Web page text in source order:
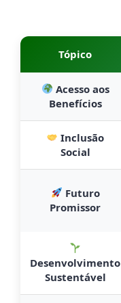
Tópico
Acesso aos
Benefícios
Inclusão
Social
Futuro
Promissor
Desenvolvimento
Sustentável